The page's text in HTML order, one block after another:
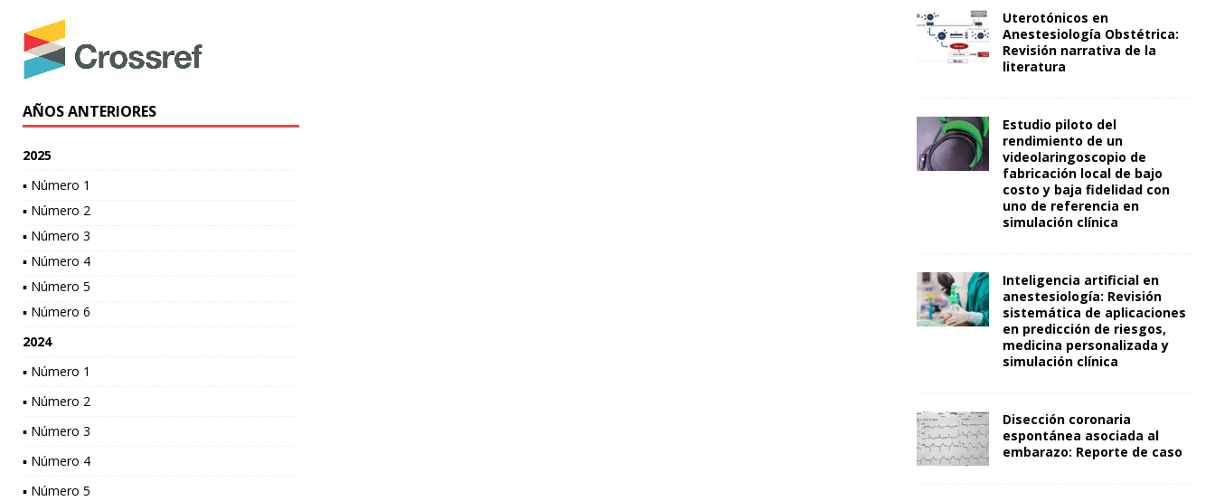
AÑOS ANTERIORES
2025
▪ Número 1
▪ Número 2
▪ Número 3
▪ Número 4
▪ Número 5
▪ Número 6
2024
▪ Número 1
▪ Número 2
▪ Número 3
▪ Número 4
▪ Número 5
Uterotónicos en
Anestesiología Obstétrica:
Revisión narrativa de la
literatura
Estudio piloto del
rendimiento de un
videolaringoscopio de
fabricación local de bajo
costo y baja fidelidad con
uno de referencia en
simulación clínica
Inteligencia artificial en
anestesiología: Revisión
sistemática de aplicaciones
en predicción de riesgos,
medicina personalizada y
simulación clínica
Disección coronaria
espontánea asociada al
embarazo: Reporte de caso